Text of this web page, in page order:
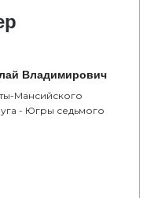
Владимирович
Мансийского
- Югры седьмого